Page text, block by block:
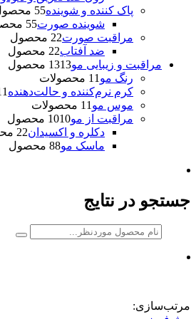
پاک کننده و شوینده 55 محصول
شوینده صورت 55 محصول
مراقبت صورت 22 محصول
ضد آفتاب 22 محصول
مراقبت و زیبایی مو
1313 محصول
رنگ مو
1 1 محصولات
کرم نرم‌کننده و حالت‌دهنده 1 محصولات
موس مو
1 1 محصولات
مراقبت از مو
1010 محصول
دکلره و اکسیدان 22 محصول
ماسک مو 88 محصول
جستجو در نتایج
مرتب‌سازی: